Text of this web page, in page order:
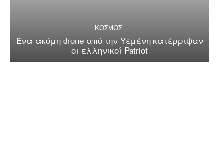
ΚΟΣΜΟΣ
Ένα ακόμη drone από την Υεμένη κατέρριψαν
οι ελληνικοί Patriot